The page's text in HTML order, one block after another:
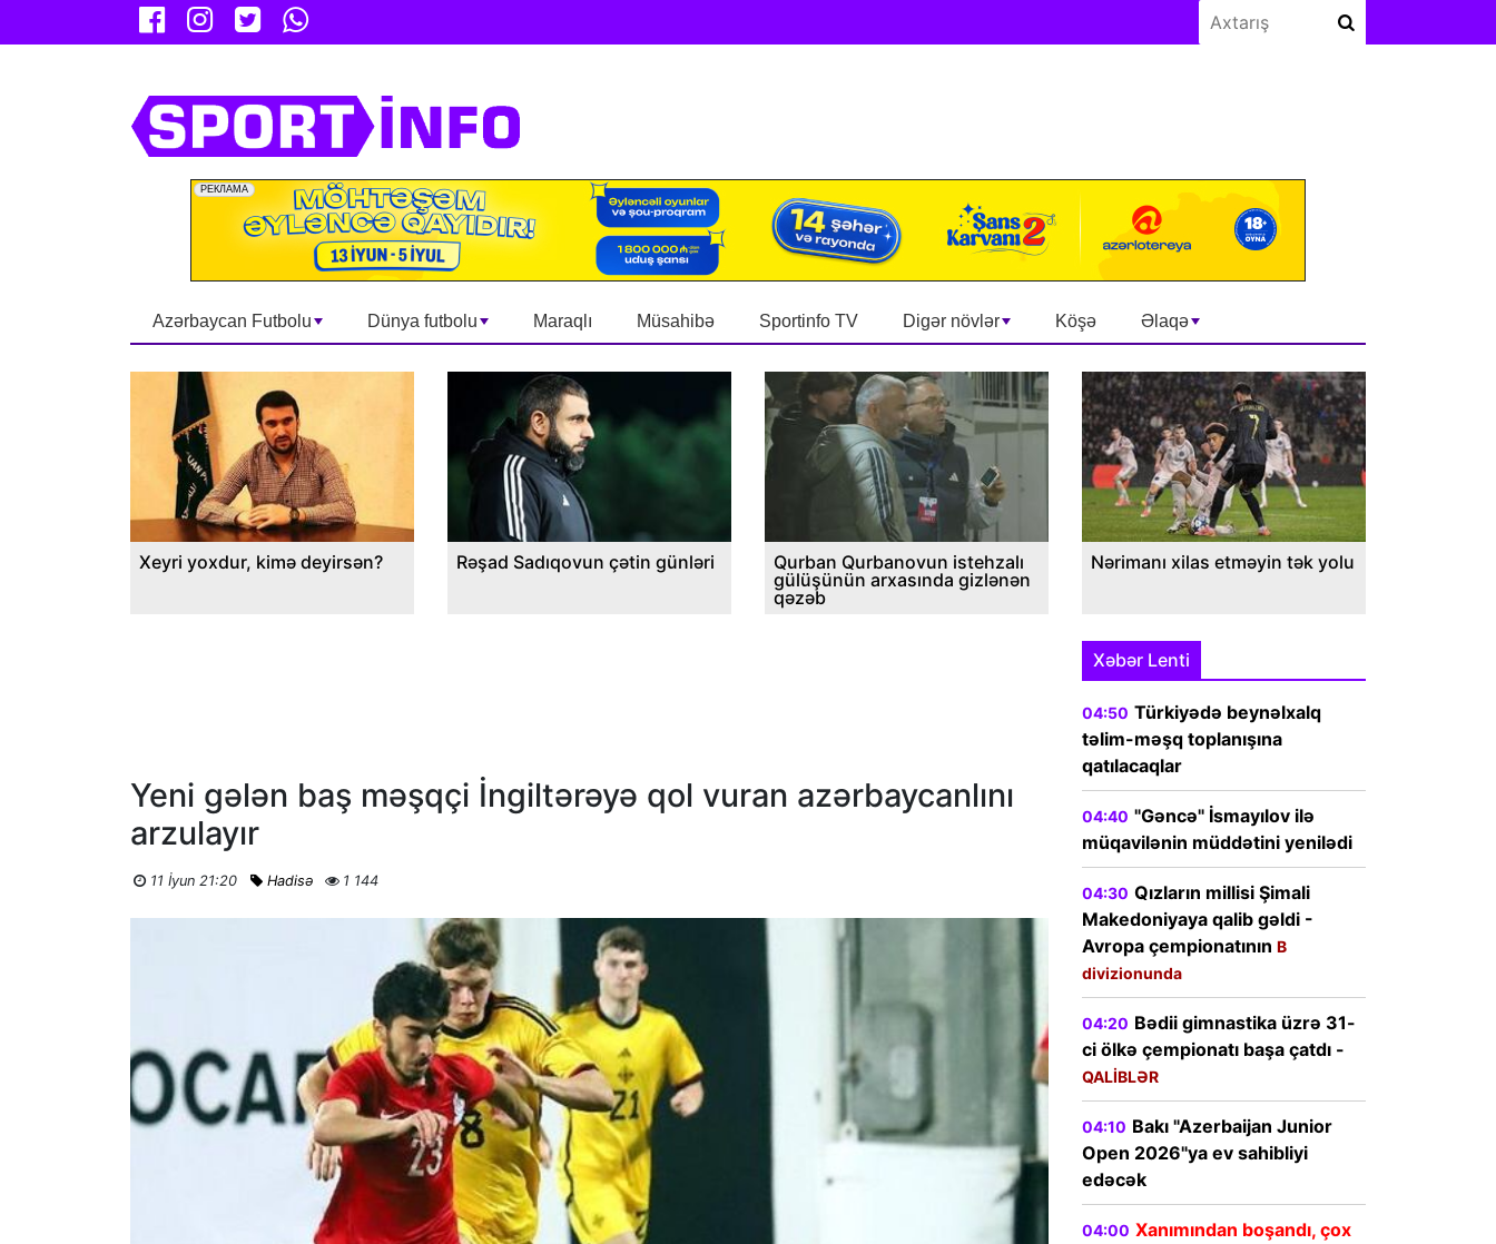
Azərbaycan Futbolu Dünya futbolu Maraqlı Müsahibə Sportinfo TV Digər növlər Köşə Əlaqə
Xeyri yoxdur, kimə deyirsən? Rəşad Sadıqovun çətin günləri
Qurban Qurbanovun istehzalı
gülüşünün arxasında gizlənən
qəzəb
Nərimanı xilas etməyin tək yolu
Yeni gələn baş məşqçi İngiltərəyə qol vuran azərbaycanlını
arzulayır
11 İyun 21:20 Hadisə 1 144
Xəbər Lenti
04:50 Türkiyədə beynəlxalq
təlim-məşq toplanışına
qatılacaqlar
04:40 "Gəncə" İsmayılov ilə
müqavilənin müddətini yenilədi
04:30 Qızların millisi Şimali
Makedoniyaya qalib gəldi -
Avropa çempionatının B
divizionunda
04:20 Bədii gimnastika üzrə 31-
ci ölkə çempionatı başa çatdı -
QALİBLƏR
04:10 Bakı "Azerbaijan Junior
Open 2026"ya ev sahibliyi
edəcək
04:00 Xanımından boşandı, çox